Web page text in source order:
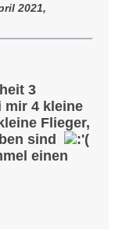
2021,
3
mir 4 kleine
Flieger,
sind
einen